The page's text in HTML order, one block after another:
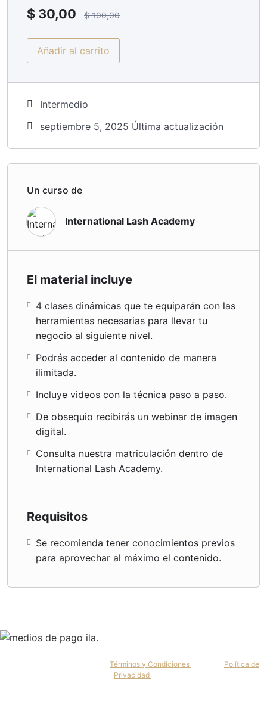
$ 30,00 $100,00
Añadir al carrito
Intermedio
septiembre 5, 2025 Última actualización
Un curso de
International Lash Academy
El material incluye
4 clases dinámicas que te equiparán con las
herramientas necesarias para llevar tu
negocio al siguiente nivel.
Podrás acceder al contenido de manera
ilimitada.
Incluye videos con la técnica paso a paso.
De obsequio recibirás un webinar de imagen
digital.
Consulta nuestra matriculación dentro de
International Lash Academy.
Requisitos
Se recomienda tener conocimientos previos
para aprovechar al máximo el contenido.
Términos y Condiciones
Política de
Privacidad